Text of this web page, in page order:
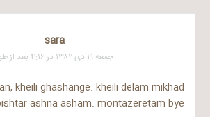
sara
جمعه ۱۹ دی ۱۳۸۲ در ۴:۱۶ بعد از ظهر
kheili ghashange. kheili delam mikhad
ashna asham. montazeretam bye